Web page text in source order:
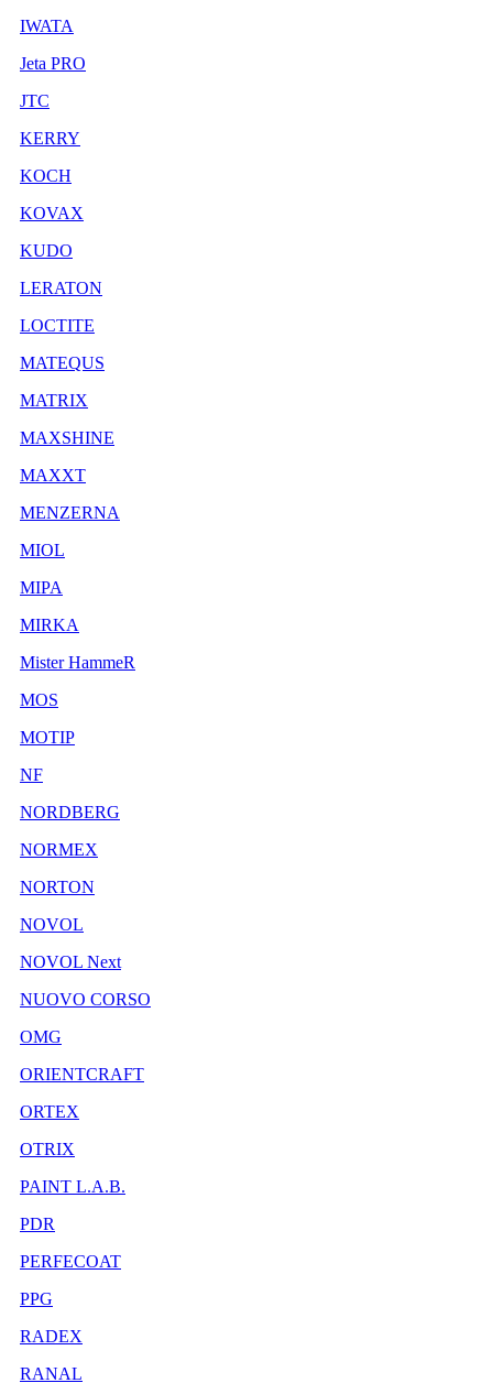
IWATA
Jeta PRO
JTC
KERRY
KOCH
KOVAX
KUDO
LERATON
LOCTITE
MATEQUS
MATRIX
MAXSHINE
MAXXT
MENZERNA
MIOL
MIPA
MIRKA
Mister HammeR
MOS
MOTIP
NF
NORDBERG
NORMEX
NORTON
NOVOL
NOVOL Next
NUOVO CORSO
OMG
ORIENTCRAFT
ORTEX
OTRIX
PAINT L.A.B.
PDR
PERFECOAT
PPG
RADEX
RANAL